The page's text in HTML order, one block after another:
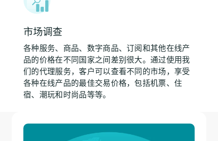
市场调查
各种服务、商品、数字商品、订阅和其他在线产
品的价格在不同国家之间差别很大。通过使用我
们的代理服务，客户可以查看不同的市场，享受
各种在线产品的最佳交易价格，包括机票、住
宿、潮玩和时尚品等等。